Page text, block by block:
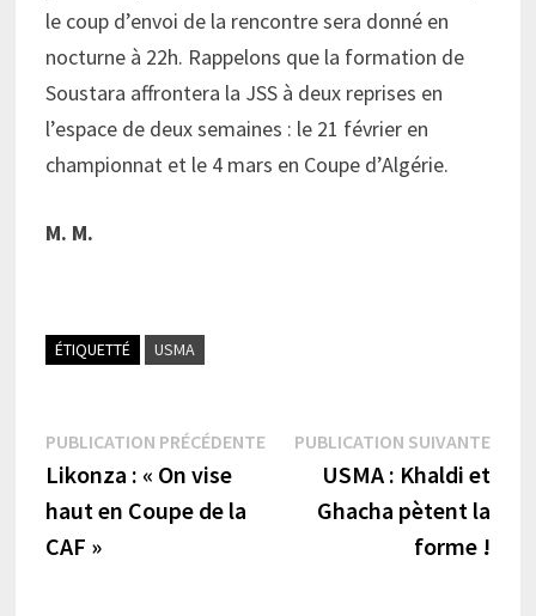
le coup d’envoi de la rencontre sera donné en
nocturne à 22h. Rappelons que la formation de
Soustara affrontera la JSS à deux reprises en
l’espace de deux semaines : le 21 février en
championnat et le 4 mars en Coupe d’Algérie.
M. M.
ÉTIQUETTÉ USMA
Navigation
de
l’article
PUBLICATION PRÉCÉDENTEPublication
précédente :
Likonza : « On vise
haut en Coupe de la
CAF »
PUBLICATION SUIVANTE
USMA : Khaldi et
Ghacha pètent la
forme !